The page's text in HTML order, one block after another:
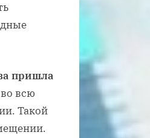
пришла
всю
Такой